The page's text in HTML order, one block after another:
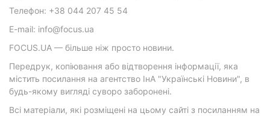
Телефон: +38 044 207 45 54
E-mail: info@focus.ua
FOCUS.UA — більше ніж просто новини.
Передрук, копіювання або відтворення інформації, яка
містить посилання на агентство ІнА "Українські Новини", в
будь-якому вигляді суворо заборонені.
Всі матеріали, які розміщені на цьому сайті з посиланням на